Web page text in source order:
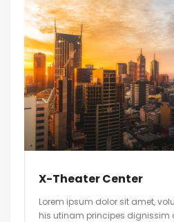
X-Theater Center
Lorem ipsum dolor sit amet,
his utinam principes dignissim